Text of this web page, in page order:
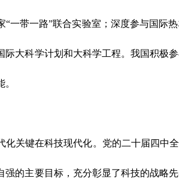
“一带一路”联合实验室；深度参与国际
际大科学计划和大科学工程。我国积极
关键在科技现代化。党的二十届四中
强的主要目标，充分彰显了科技的战略